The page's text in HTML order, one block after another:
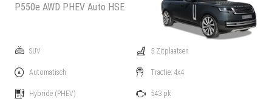
P550e AWD PHEV Auto HSE
SUV
Automatisch
Hybride (PHEV)
5 Zitplaatsen
Tractie: 4x4
543 pk